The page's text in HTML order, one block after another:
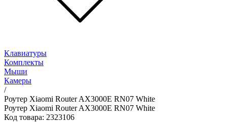
Клавиатуры
Комплекты
Мыши
Камеры
/
Роутер Xiaomi Router AX3000E RN07 White
Роутер Xiaomi Router AX3000E RN07 White
Код товара: 2323106